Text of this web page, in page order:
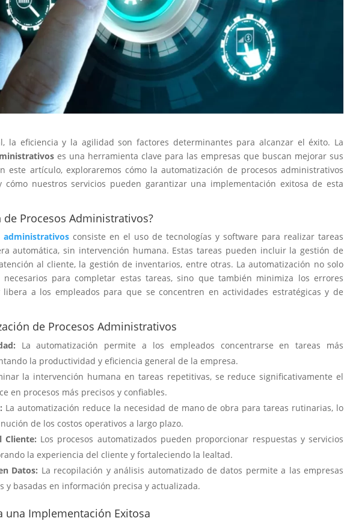
la eficiencia y la agilidad son factores determinantes para alcanzar el éxito. La
es una herramienta clave para las empresas que buscan mejorar sus
este artículo, exploraremos cómo la automatización de procesos administrativos
nuestros servicios pueden garantizar una implementación exitosa de esta
Procesos Administrativos?
administrativosconsiste en el uso de tecnologías y software para realizar tareas
automática, sin intervención humana. Estas tareas pueden incluir la gestión de
al cliente, la gestión de inventarios, entre otras. La automatización no solo
para completar estas tareas, sino que también minimiza los errores
a los empleados para que se concentren en actividades estratégicas y de
de Procesos Administrativos
La automatización permite a los empleados concentrarse en tareas más
la productividad y eficiencia general de la empresa.
la intervención humana en tareas repetitivas, se reduce significativamente el
en procesos más precisos y confiables.
La automatización reduce la necesidad de mano de obra para tareas rutinarias, lo
de los costos operativos a largo plazo.
Cliente: Los procesos automatizados pueden proporcionar respuestas y servicios
la experiencia del cliente y fortaleciendo la lealtad.
Datos: La recopilación y análisis automatizado de datos permite a las empresas
y basadas en información precisa y actualizada.
una Implementación Exitosa